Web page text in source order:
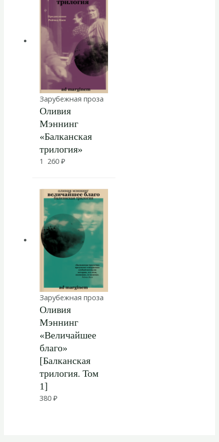
Зарубежная проза
Оливия
Мэннинг
«Балканская
трилогия»
1 260 ₽
Зарубежная проза
Оливия
Мэннинг
«Величайшее
благо»
[Балканская
трилогия. Том
1]
380 ₽